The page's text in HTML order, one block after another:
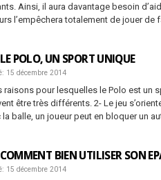
Ainsi, il aura davantage besoin
l’empêchera totalement de jouer
POLO, UN SPORT UNIQUE
15 décembre 2014
raisons pour lesquelles le Polo est un
être très différents. 2- Le jeu
la balle, un joueur peut en bloquer un
BIEN UTILISER SON
15 décembre 2014